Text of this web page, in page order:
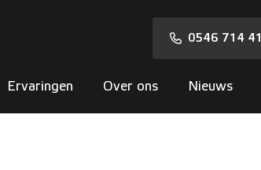
0546 714
Ervaringen Over ons Nieuws